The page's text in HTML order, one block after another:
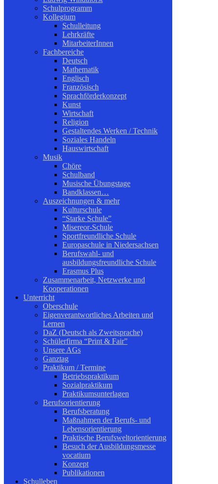
Schulprogramm
Kollegium
Schulleitung
Lehrkräfte
MitarbeiterInnen
Fachbereiche
Deutsch
Mathematik
Englisch
Französisch
Sprachförderkonzept
Kunst
Wirtschaft
Religion
Gestaltendes Werken / Technik
Soziales Handeln
Hauswirtschaft
Musik
Chöre
Schulband
Musische Übungstage
Bandklassen…
Auszeichnungen & mehr
Kulturschule
“Starke Schule”
Misereor-Schule
Sportfreundliche Schule
Europaschule in Niedersachsen
Berufswahl- und
ausbildungsfreundliche Schule
Erasmus Plus
Zusammenarbeit, Netzwerke und
Kooperationen
Unterricht
Oberschule
Eigenverantwortliches Arbeiten und
Lernen
DaZ (Deutsch als Zweitsprache)
Schülerfirma “Print & Fair”
Unsere AGs
Ganztag
Praktikum / Termine
Betriebspraktikum
Sozialpraktikum
Praktikumsunterlagen
Berufsorientierung
Berufsberatung
Maßnahmen der Berufs- und
Lebensorientierung
Praktische Berufsweltorientierung
Besuch der Ausbildungsmesse
vocatium
Konzept
Publikationen
Schulleben